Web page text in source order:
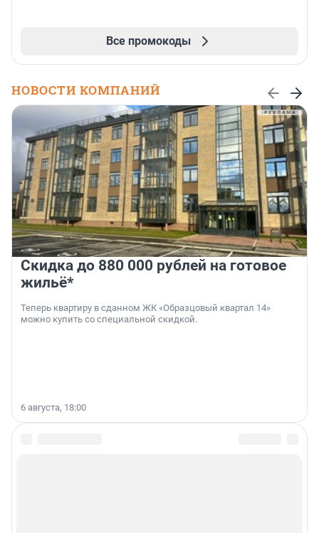
Все промокоды
НОВОСТИ КОМПАНИЙ
Скидка до 880 000 рублей на готовое
жильё*
Теперь квартиру в сданном ЖК «Образцовый квартал 14»
можно купить со специальной скидкой.
6 августа, 18:00